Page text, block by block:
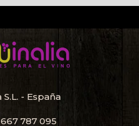
- España
667 787 095